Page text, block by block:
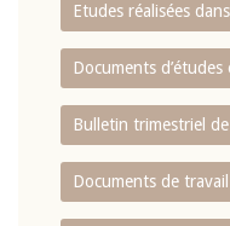
Etudes réalisées
Documents
Bulletin trimestriel
Documents de travail